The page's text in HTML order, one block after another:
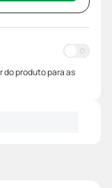
do produto para as